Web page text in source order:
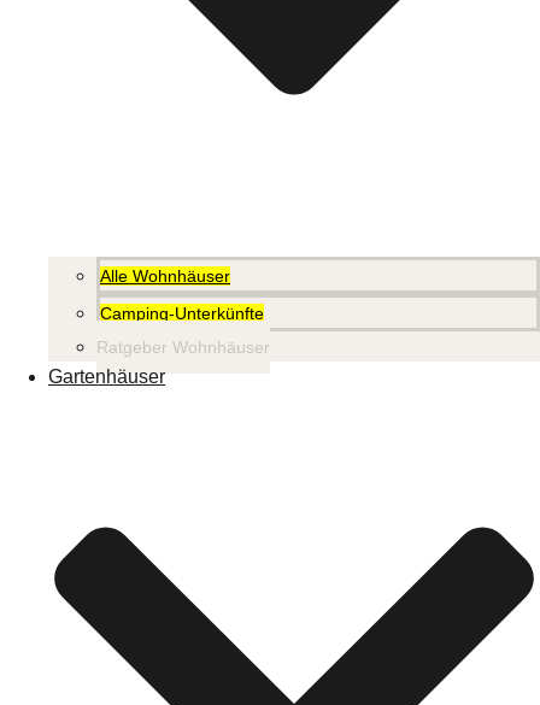
Alle Wohnhäuser
Camping-Unterkünfte
Ratgeber Wohnhäuser
Gartenhäuser